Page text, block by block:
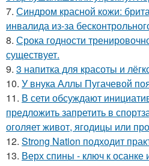
7. Синдром красной кожи:
инвалида из-за
8. Срока годности
существует.
9. 3 напитка для красоты и
10. У внука Аллы Пугачевой
11. В сети обсуждают
предложить запретить в
оголяет живот, ягодицы или
12. Strong Nation подходит
13. Верх спины - ключ к